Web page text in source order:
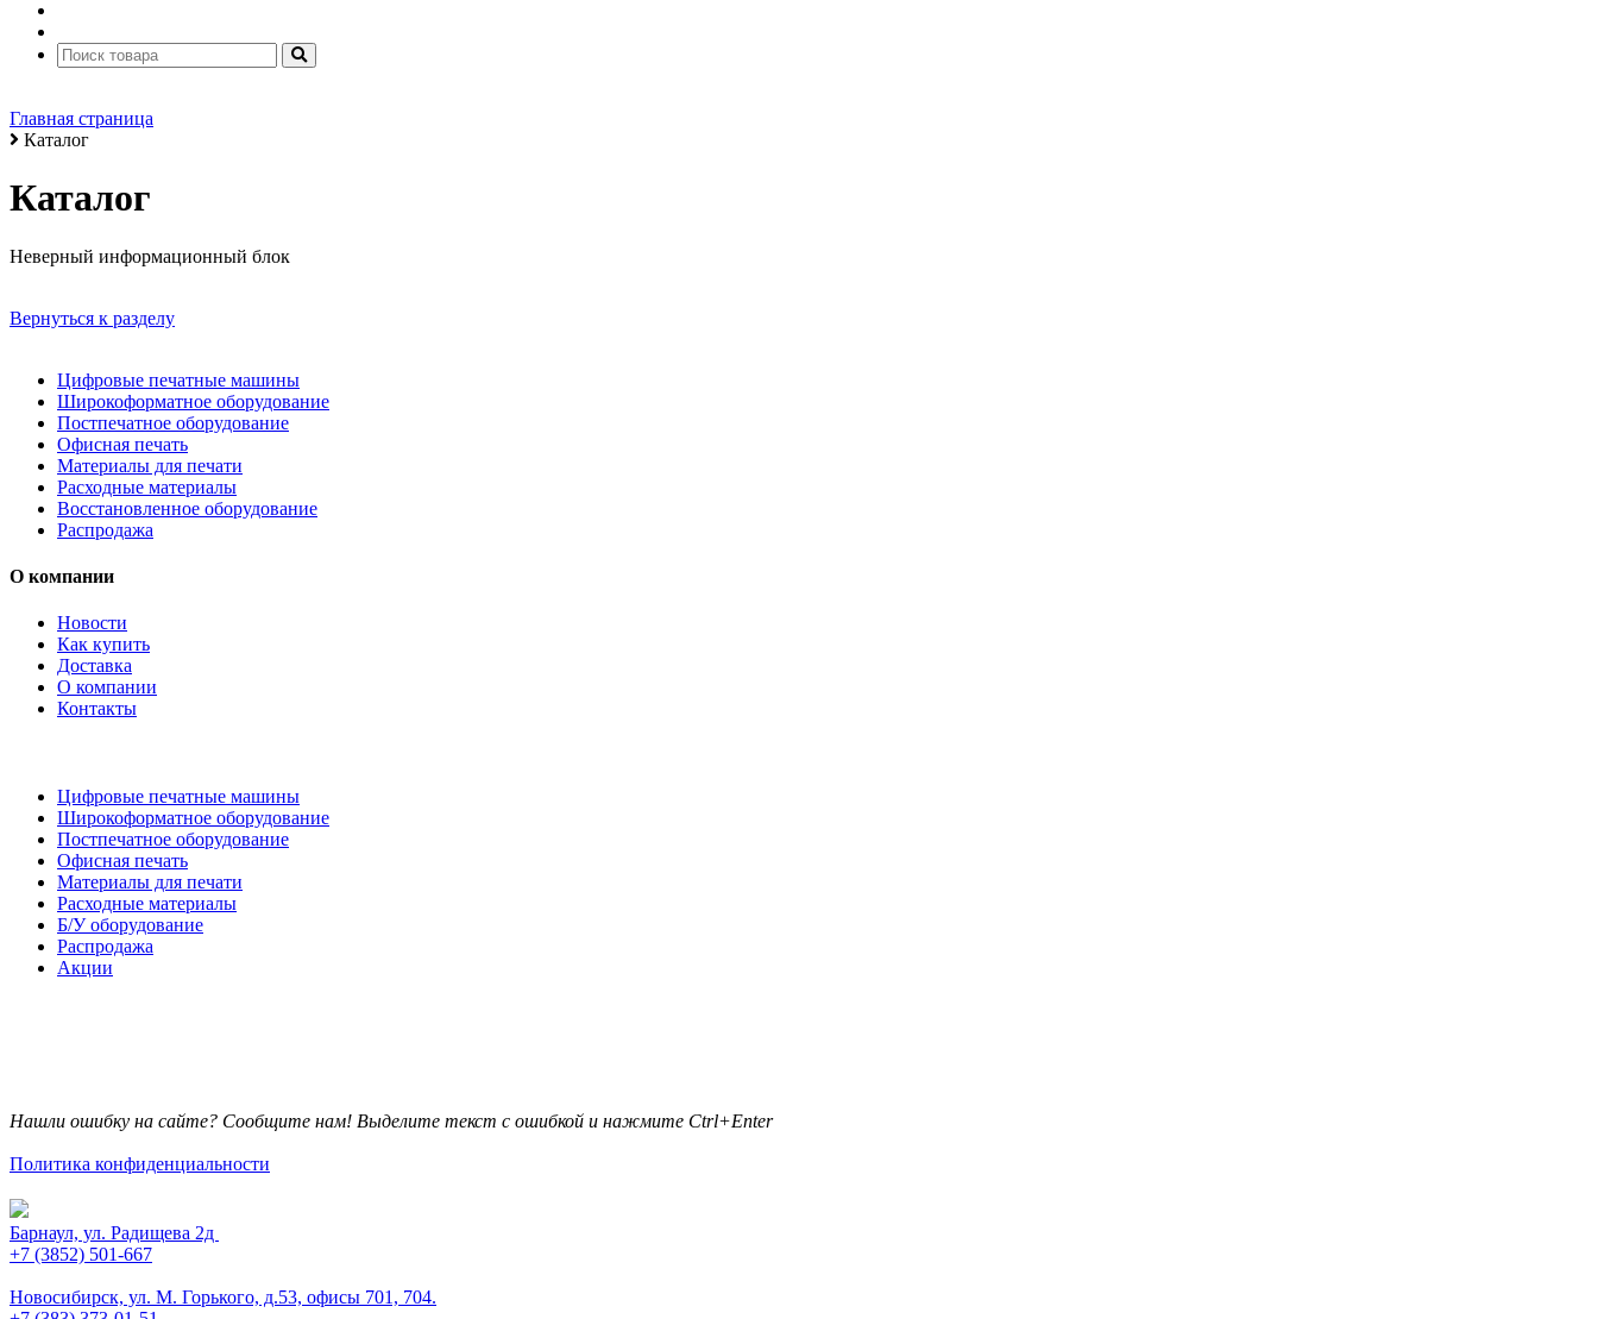
Главная страница
Каталог
Каталог
Неверный информационный блок
Вернуться к разделу
Цифровые печатные машины
Широкоформатное оборудование
Постпечатное оборудование
Офисная печать
Материалы для печати
Расходные материалы
Восстановленное оборудование
Распродажа
О компании
Новости
Как купить
Доставка
О компании
Контакты
Цифровые печатные машины
Широкоформатное оборудование
Постпечатное оборудование
Офисная печать
Материалы для печати
Расходные материалы
Б/У оборудование
Распродажа
Акции
Нашли ошибку на сайте? Сообщите нам! Выделите текст с ошибкой и нажмите Ctrl+Enter
Политика конфиденциальности
Барнаул, ул. Радищева 2д
+7 (3852) 501-667
Новосибирск, ул. М. Горького, д.53, офисы 701, 704.